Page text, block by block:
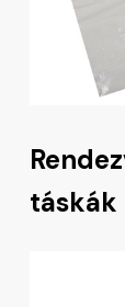
táskák